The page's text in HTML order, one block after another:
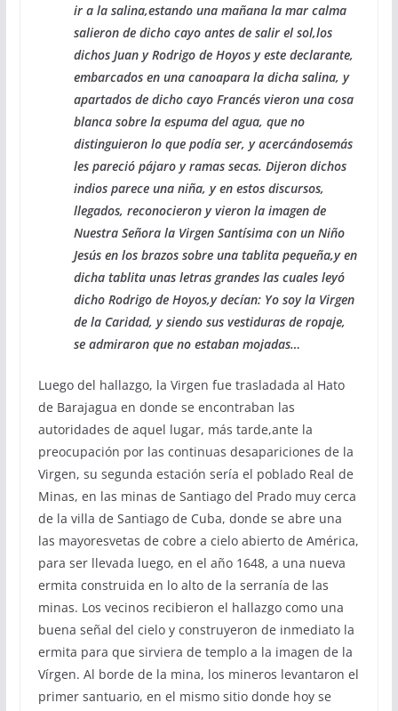
ir a la salina,estando una mañana la mar calma
salieron de dicho cayo antes de salir el sol,los
dichos Juan y Rodrigo de Hoyos y este declarante,
embarcados en una canoapara la dicha salina, y
apartados de dicho cayo Francés vieron una cosa
blanca sobre la espuma del agua, que no
distinguieron lo que podía ser, y acercándosemás
les pareció pájaro y ramas secas. Dijeron dichos
indios parece una niña, y en estos discursos,
llegados, reconocieron y vieron la imagen de
Nuestra Señora la Virgen Santísima con un Niño
Jesús en los brazos sobre una tablita pequeña,y en
dicha tablita unas letras grandes las cuales leyó
dicho Rodrigo de Hoyos,y decían: Yo soy la Virgen
de la Caridad, y siendo sus vestiduras de ropaje,
se admiraron que no estaban mojadas…
Luego del hallazgo, la Virgen fue trasladada al Hato
de Barajagua en donde se encontraban las
autoridades de aquel lugar, más tarde,ante la
preocupación por las continuas desapariciones de la
Virgen, su segunda estación sería el poblado Real de
Minas, en las minas de Santiago del Prado muy cerca
de la villa de Santiago de Cuba, donde se abre una
las mayoresvetas de cobre a cielo abierto de América,
para ser llevada luego, en el año 1648, a una nueva
ermita construida en lo alto de la serranía de las
minas. Los vecinos recibieron el hallazgo como una
buena señal del cielo y construyeron de inmediato la
ermita para que sirviera de templo a la imagen de la
Vírgen. Al borde de la mina, los mineros levantaron el
primer santuario, en el mismo sitio donde hoy se